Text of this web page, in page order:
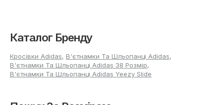
Каталог Бренду
Кросівки Adidas, В'єтнамки Та Шльопанці Adidas,
В'єтнамки Та Шльопанці Adidas 38 Розмір,
В'єтнамки Та Шльопанці Adidas Yeezy Slide